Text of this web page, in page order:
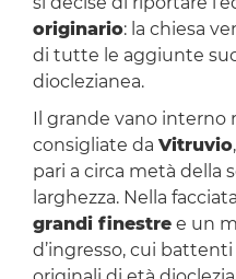
originario: la chiesa
di tutte le aggiunte
dioclezianea.
Il grande vano
consigliate da Vitruvio
pari a circa metà della
larghezza. Nella
grandi finestree un
d’ingresso, cui